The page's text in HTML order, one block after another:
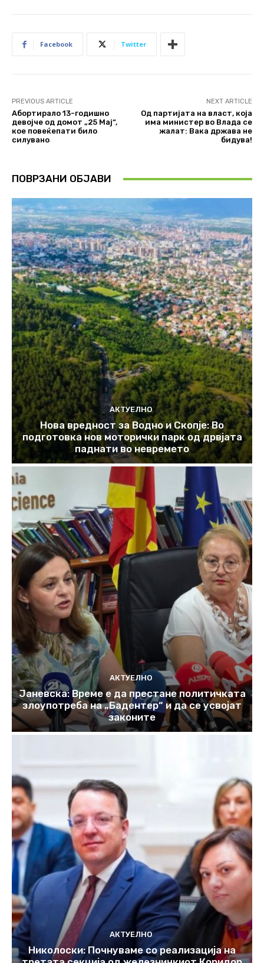
Facebook Twitter
PREVIOUS ARTICLE
Абортирало 13-годишно
девојче од домот „25 Мај“,
кое повеќепати било
силувано
NEXT ARTICLE
Од партијата на власт, која
има министер во Влада се
жалат: Вака држава не
бидува!
ПОВРЗАНИ ОБЈАВИ
АКТУЕЛНО
Нова вредност за Водно и Скопје: Во
подготовка нов моторички парк од дрвјата
паднати во невремето
АКТУЕЛНО
Јаневска: Време е да престане политичката
злоупотреба на „Бадентер“ и да се усвојат
законите
АКТУЕЛНО
Николоски: Почнуваме со реализација на